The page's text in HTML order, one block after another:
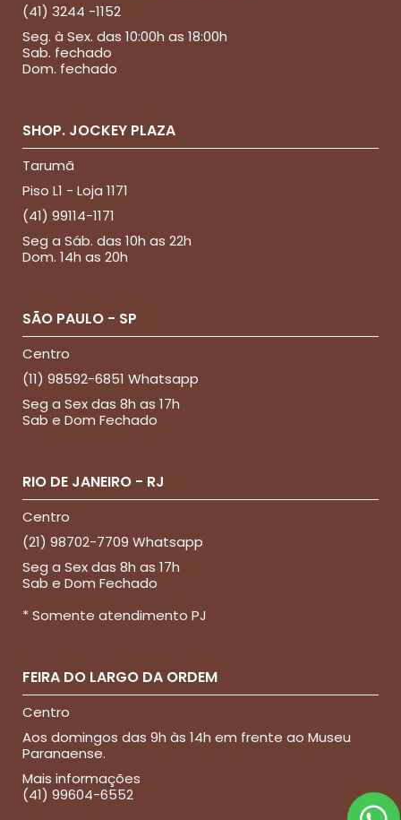
(41) 3244 -1152
Seg. à Sex. das 10:00h as 18:00h
Sab. fechado
Dom. fechado
SHOP. JOCKEY PLAZA
Tarumã
Piso L1 - Loja 1171
(41) 99114-1171
Seg a Sáb. das 10h as 22h
Dom. 14h as 20h
SÃO PAULO - SP
Centro
(11) 98592-6851 Whatsapp
Seg a Sex das 8h as 17h
Sab e Dom Fechado
RIO DE JANEIRO - RJ
Centro
(21) 98702-7709 Whatsapp
Seg a Sex das 8h as 17h
Sab e Dom Fechado
* Somente atendimento PJ
FEIRA DO LARGO DA ORDEM
Centro
Aos domingos das 9h às 14h em frente ao Museu
Paranaense.
Mais informações
(41) 99604-6552